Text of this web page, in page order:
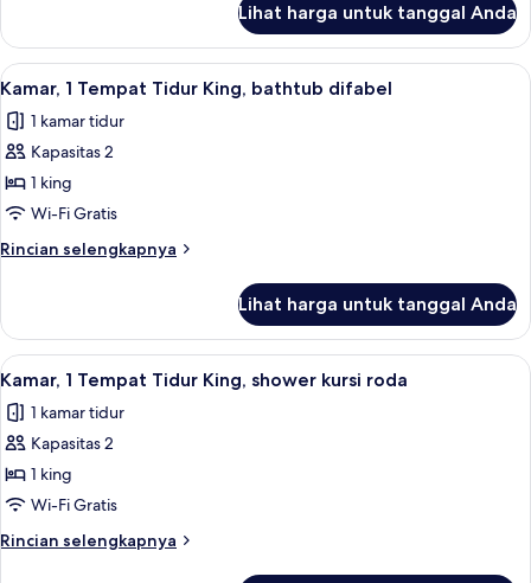
rungu
(Accessible
Bathtub)
Kamar,
Tempat
King,
difabel
(Accessible
Bathtub)
Lihat harga untuk tanggal Anda
Lihat
semua
foto
untuk
Kamar,
1
Tempat
Tidur
bathtub
difabel
Seprai premium, meja kerja, dan
5
Kamar, 1 Tempat Tidur King, bathtub difabel
1 kamar tidur
Kapasitas 2
1 king
Wi-Fi Gratis
Rincian selengkapnya
Rincian
Kamar,
Tempat
King,
bathtub
Lihat harga untuk tanggal Anda
Lihat
semua
foto
untuk
Kamar,
1
Tempat
Tidur
Seprai premium, meja kerja, dan
5
Kamar, 1 Tempat Tidur King, shower kursi roda
1 kamar tidur
Kapasitas 2
1 king
Wi-Fi Gratis
Rincian selengkapnya
Rincian